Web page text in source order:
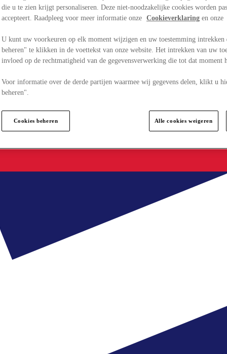
die u te zien krijgt personaliseren. Deze niet-noodzakelijke cookies worden
accepteert. Raadpleeg voor meer informatie onze Cookieverklaring en onze
U kunt uw voorkeuren op elk moment wijzigen en uw toestemming intrekken
beheren" te klikken in de voettekst van onze website. Het intrekken van uw
invloed op de rechtmatigheid van de gegevensverwerking die tot dat moment
Voor informatie over de derde partijen waarmee wij gegevens delen, klikt u
beheren".
Cookies beheren Alle cookies weigeren